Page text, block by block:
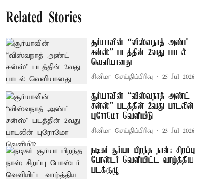
Related Stories
சூர்யாவின் “விஸ்வநாத் அண்ட்
சன்ஸ்” படத்தின் 2வது பாடல்
வெளியானது
சினிமா செய்திப்பிரிவு 25 Jul 2026
சூர்யாவின் “விஸ்வநாத் அண்ட்
சன்ஸ்” படத்தின் 2வது பாடலின்
புரோமோ வெளியீடு
சினிமா செய்திப்பிரிவு 23 Jul 2026
நடிகர் சூர்யா பிறந்த நாள்: சிறப்பு
போஸ்டர் வெளியிட்ட வாழ்த்திய
படக்குழு